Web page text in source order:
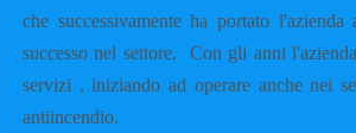
che successivamente ha portato
successo nel settore. Con gli anni
servizi , iniziando ad operare anche nei
antiincendio.